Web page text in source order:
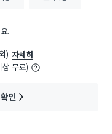
.
) 자세히
무료)
인